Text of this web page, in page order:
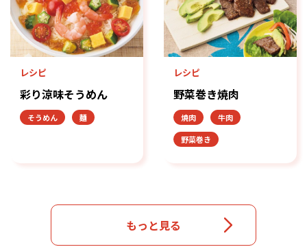
レシピ
彩り涼味そうめん
そうめん 麺
レシピ
野菜巻き焼肉
焼肉
牛肉
野菜巻き
もっと見る